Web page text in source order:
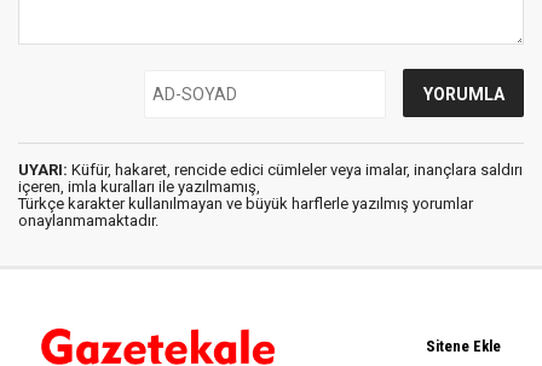
UYARI: Küfür, hakaret, rencide edici cümleler veya imalar, inançlara saldırı
içeren, imla kuralları ile yazılmamış,
Türkçe karakter kullanılmayan ve büyük harflerle yazılmış yorumlar
onaylanmamaktadır.